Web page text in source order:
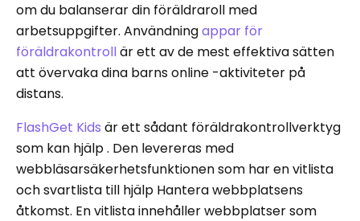
om du balanserar din föräldraroll med
arbetsuppgifter. Användningappar för
föräldrakontrollär ett av de mest effektiva sätten
att övervaka dina barns online -aktiviteter på
distans.
FlashGet Kids är ett sådant föräldrakontrollverktyg
som kan hjälp . Den levereras med
webbläsarsäkerhetsfunktionen som har en vitlista
och svartlista till hjälp Hantera webbplatsens
åtkomst. En vitlista innehåller webbplatser som